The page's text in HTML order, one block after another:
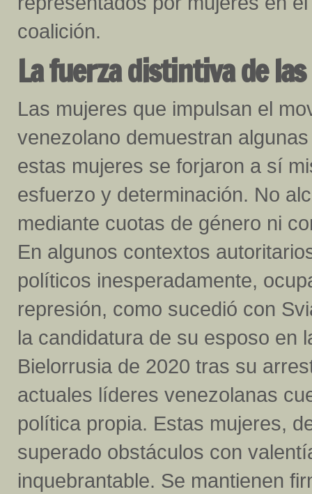
coalición.
La fuerza distintiva de
Las mujeres que impulsan el
venezolano demuestran
estas mujeres se forjaron a sí
esfuerzo y determinación. No
mediante cuotas de género ni
En algunos contextos
políticos inesperadamente,
represión, como sucedió con
la candidatura de su esposo en
Bielorrusia de 2020 tras su
actuales líderes venezolanas
política propia. Estas mujeres,
superado obstáculos con
inquebrantable. Se mantienen